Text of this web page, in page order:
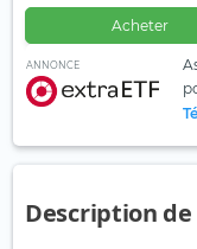
Acheter
ANNONCE
Description